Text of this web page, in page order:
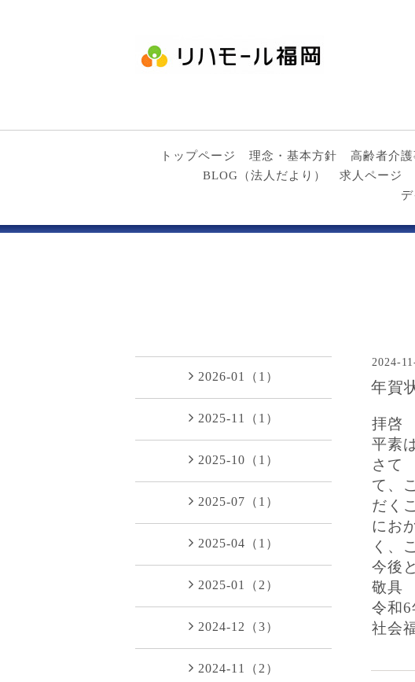
トップページ 理念・基本方針 高齢者介護
BLOG（法人だより）
求人ページ
2024-
年賀
拝啓
平素
さて
て、
だく
にお
く、
今後
敬具
令和6
社会
2026-01（1）
2025-11（1）
2025-10（1）
2025-07（1）
2025-04（1）
2025-01（2）
2024-12（3）
2024-11（2）